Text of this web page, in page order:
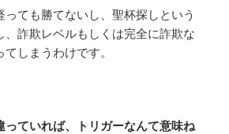
っても勝てないし、聖杯探しという
、詐欺レベルもしくは完全に詐欺な
しまうわけです。
っていれば、トリガーなんて意味ね